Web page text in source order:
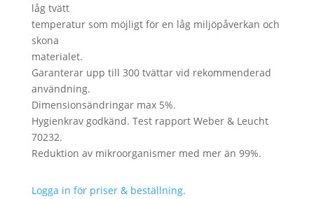
låg tvätt
temperatur som möjligt för en låg miljöpåverkan och
skona
materialet.
Garanterar upp till 300 tvättar vid rekommenderad
användning.
Dimensionsändringar max 5%.
Hygienkrav godkänd. Test rapport Weber & Leucht
70232.
Reduktion av mikroorganismer med mer än 99%.
Logga in för priser & beställning.